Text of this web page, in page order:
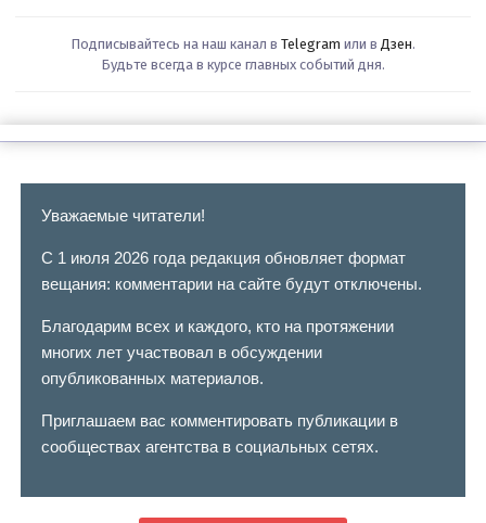
Подписывайтесь на наш канал в Telegram или в Дзен.
Будьте всегда в курсе главных событий дня.
Уважаемые читатели!
С 1 июля 2026 года редакция обновляет формат
вещания: комментарии на сайте будут отключены.
Благодарим всех и каждого, кто на протяжении
многих лет участвовал в обсуждении
опубликованных материалов.
Приглашаем вас комментировать публикации в
сообществах агентства в социальных сетях.